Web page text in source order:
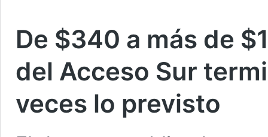
De $340 a más de
del Acceso Sur
veces lo previsto